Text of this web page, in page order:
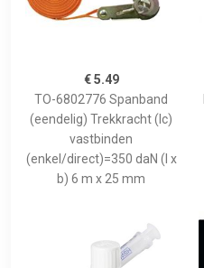
€ 5.49
TO-6802776 Spanband
(eendelig) Trekkracht (lc)
vastbinden
(enkel/direct)=350 daN (l x
b) 6 m x 25 mm